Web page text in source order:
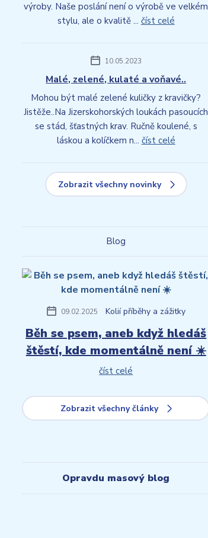
výroby. Naše poslání není o výrobě ve velkém
stylu, ale o kvalitě ... číst celé
10.05.2023
Malé, zelené, kulaté a voňavé..
Mohou být malé zelené kuličky z kravičky?
Jistěže..Na Jizerskohorských loukách pasoucích
se stád, šťastných krav. Ručně koulené, s
láskou a kolíčkem n... číst celé
Zobrazit všechny novinky
Blog
09.02.2025 Kolií příběhy a zážitky
Běh se psem, aneb když hledáš
štěstí, kde momentálně není ☀️
číst celé
Zobrazit všechny články
Opravdu masový blog